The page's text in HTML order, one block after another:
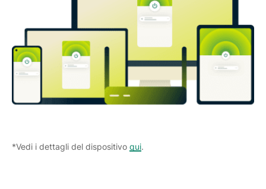
*Vedi i dettagli del dispositivo qui.